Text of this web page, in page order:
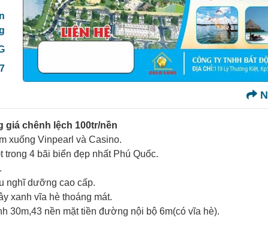
giá chênh lệch 100tr/nền
xuống Vinpearl và Casino.
4 bãi biển đẹp nhất Phú Quốc.
nghĩ dưỡng cao cấp.
xanh vĩa hè thoáng mát.
30m,43 nền mặt tiền đường nội bộ 6m(có vĩa hè).